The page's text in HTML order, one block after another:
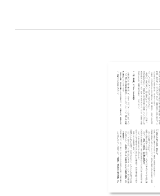
彼らに方法を伝える
身についていないか
ーションを楽しもう
稿では、授業実践を紹